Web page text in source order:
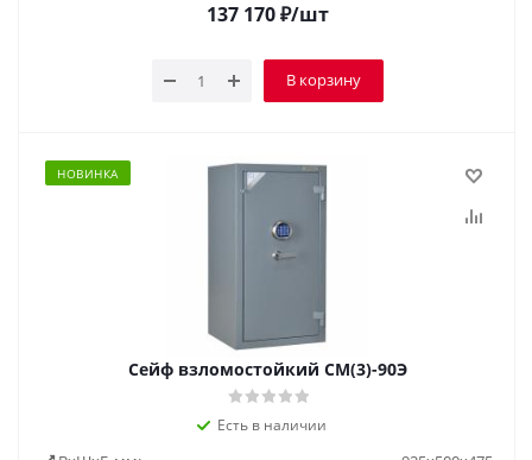
137 170₽/шт
В корзину
НОВИНКА
Сейф взломостойкий СМ(3)-90Э
Есть в наличии